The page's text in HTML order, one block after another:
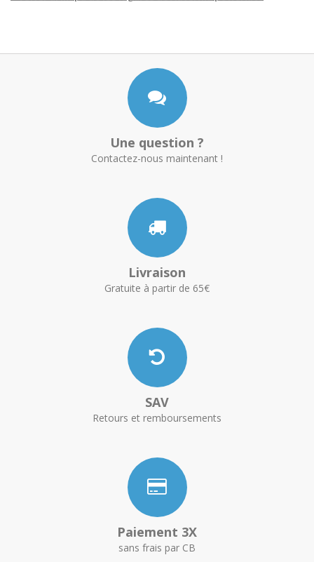
Une question ?
Contactez-nous maintenant !
Livraison
Gratuite à partir de 65€
SAV
Retours et remboursements
Paiement 3X
sans frais par CB